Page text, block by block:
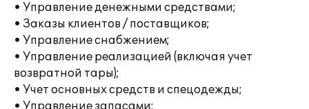
• Управление денежными средствами;
• Заказы клиентов / поставщиков;
• Управление снабжением;
• Управление реализацией (включая учет
возвратной тары);
• Учет основных средств и спецодежды;
• Управление запасами;